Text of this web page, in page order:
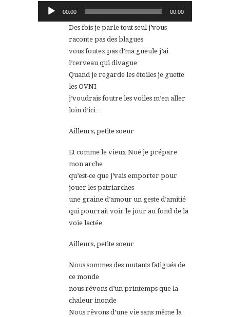
Lecteur
audio
00:00 00:00
Des fois je parle tout seul j’vous
raconte pas des blagues
vous foutez pas d’ma gueule j’ai
l’cerveau qui divague
Quand je regarde les étoiles je guette
les OVNI
j’voudrais foutre les voiles m’en aller
loin d’ici…
Ailleurs, petite soeur
Et comme le vieux Noé je prépare
mon arche
qu’est-ce que j’vais emporter pour
jouer les patriarches
une graine d’amour un geste d’amitié
qui pourrait voir le jour au fond de la
voie lactée
Ailleurs, petite soeur
Nous sommes des mutants fatigués de
ce monde
nous rêvons d’un printemps que la
chaleur inonde
Nous rêvons d’une vie sans même la